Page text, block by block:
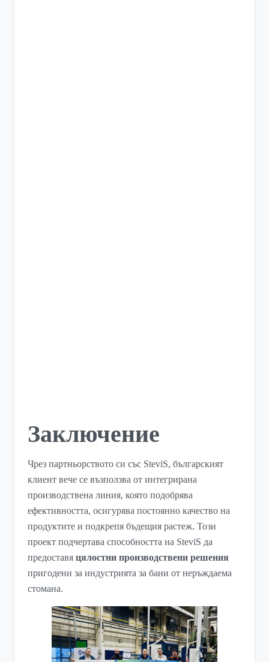
Заключение
Чрез партньорството си със SteviS, българският
клиент вече се възползва от интегрирана
производствена линия, която подобрява
ефективността, осигурява постоянно качество на
продуктите и подкрепя бъдещия растеж. Този
проект подчертава способността на SteviS да
предоставяцялостни производствени решения
пригодени за индустрията за бани от неръждаема
стомана.